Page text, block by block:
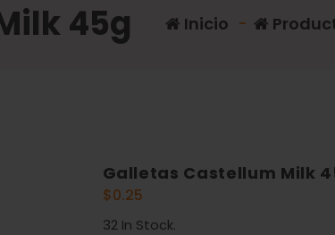
45g Inicio -
Galletas Castellum Milk
$0.25
32 In Stock.